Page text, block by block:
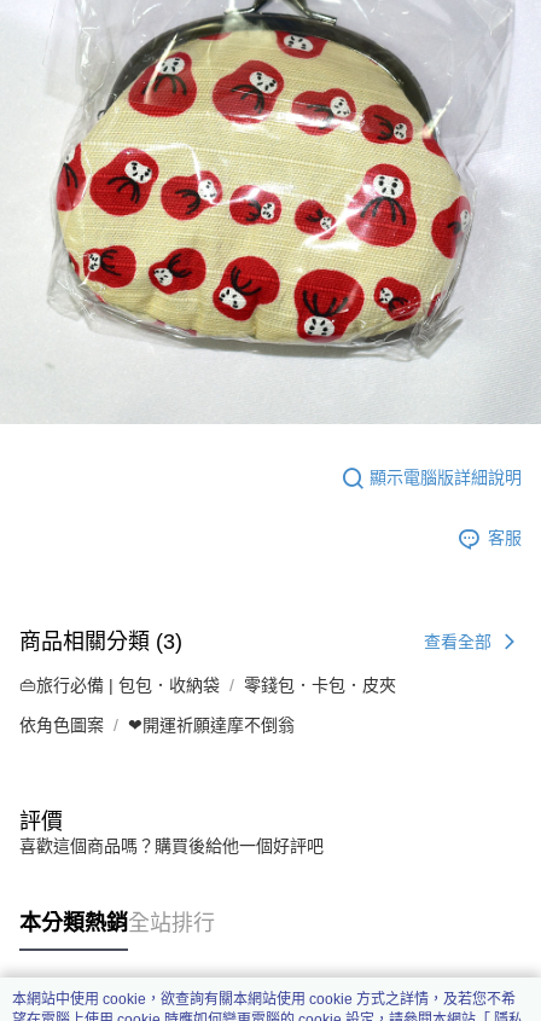
顯示電腦版詳細說明
客服
商品相關分類 (3) 查看全部
👜旅行必備 | 包包．收納袋 零錢包．卡包．皮夾
依角色圖案 ❤開運祈願達摩不倒翁
評價
喜歡這個商品嗎？購買後給他一個好評吧
本分類熱銷全站排行
本網站中使用 cookie，欲查詢有關本網站使用 cookie 方式之詳情，及若您不希